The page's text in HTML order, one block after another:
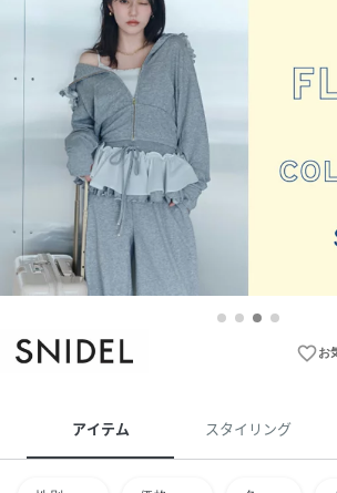
favorite_borderお
アイテム スタイリング